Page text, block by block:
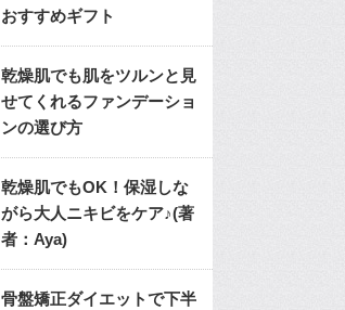
おすすめギフト
乾燥肌でも肌をツルンと見
せてくれるファンデーショ
ンの選び方
乾燥肌でもOK！保湿しな
がら大人ニキビをケア♪(著
者：Aya)
骨盤矯正ダイエットで下半